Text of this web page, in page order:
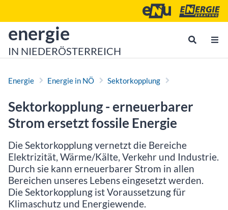
Energie- und
zur Startseite von
energie
IN NIEDERÖSTERREICH
Energie Energie in NÖ Sektorkopplung
Sektorkopplung - erneuerbarer
Strom ersetzt fossile Energie
Die Sektorkopplung vernetzt die Bereiche
Elektrizität, Wärme/Kälte, Verkehr und Industrie.
Durch sie kann erneuerbarer Strom in allen
Bereichen unseres Lebens eingesetzt werden.
Die Sektorkopplung ist Voraussetzung für
Klimaschutz und Energiewende.